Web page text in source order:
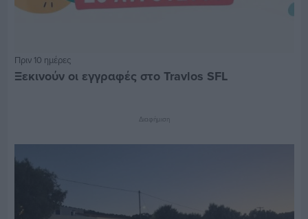
Πριν 10 ημέρες
Ξεκινούν οι εγγραφές στο Travlos SFL
Διαφήμιση